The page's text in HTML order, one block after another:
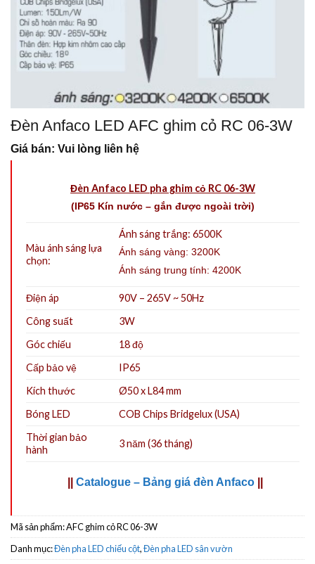
Đèn Anfaco LED AFC ghim cỏ RC 06-3W
Giá bán: Vui lòng liên hệ
Đèn Anfaco LED pha ghim cỏ RC 06-3W
(IP65 Kín nước – gắn được ngoài trời)
Màu ánh sáng lựa
chọn:
Ánh sáng trắng: 6500K
Ánh sáng vàng: 3200K
Ánh sáng trung tính: 4200K
Điện áp
90V – 265V ~ 50Hz
Công suất
3W
Góc chiếu
18 độ
Cấp bảo vệ
IP65
Kích thước
Ø50 x L84 mm
Bóng LED
COB Chips Bridgelux (USA)
Thời gian bảo
hành
3 năm (36 tháng)
Catalogue – Bảng giá đèn Anfaco
Mã sản phẩm:AFC ghim cỏ RC 06-3W
Danh mục:Đèn pha LED chiếu cột,Đèn pha LED sân vườn